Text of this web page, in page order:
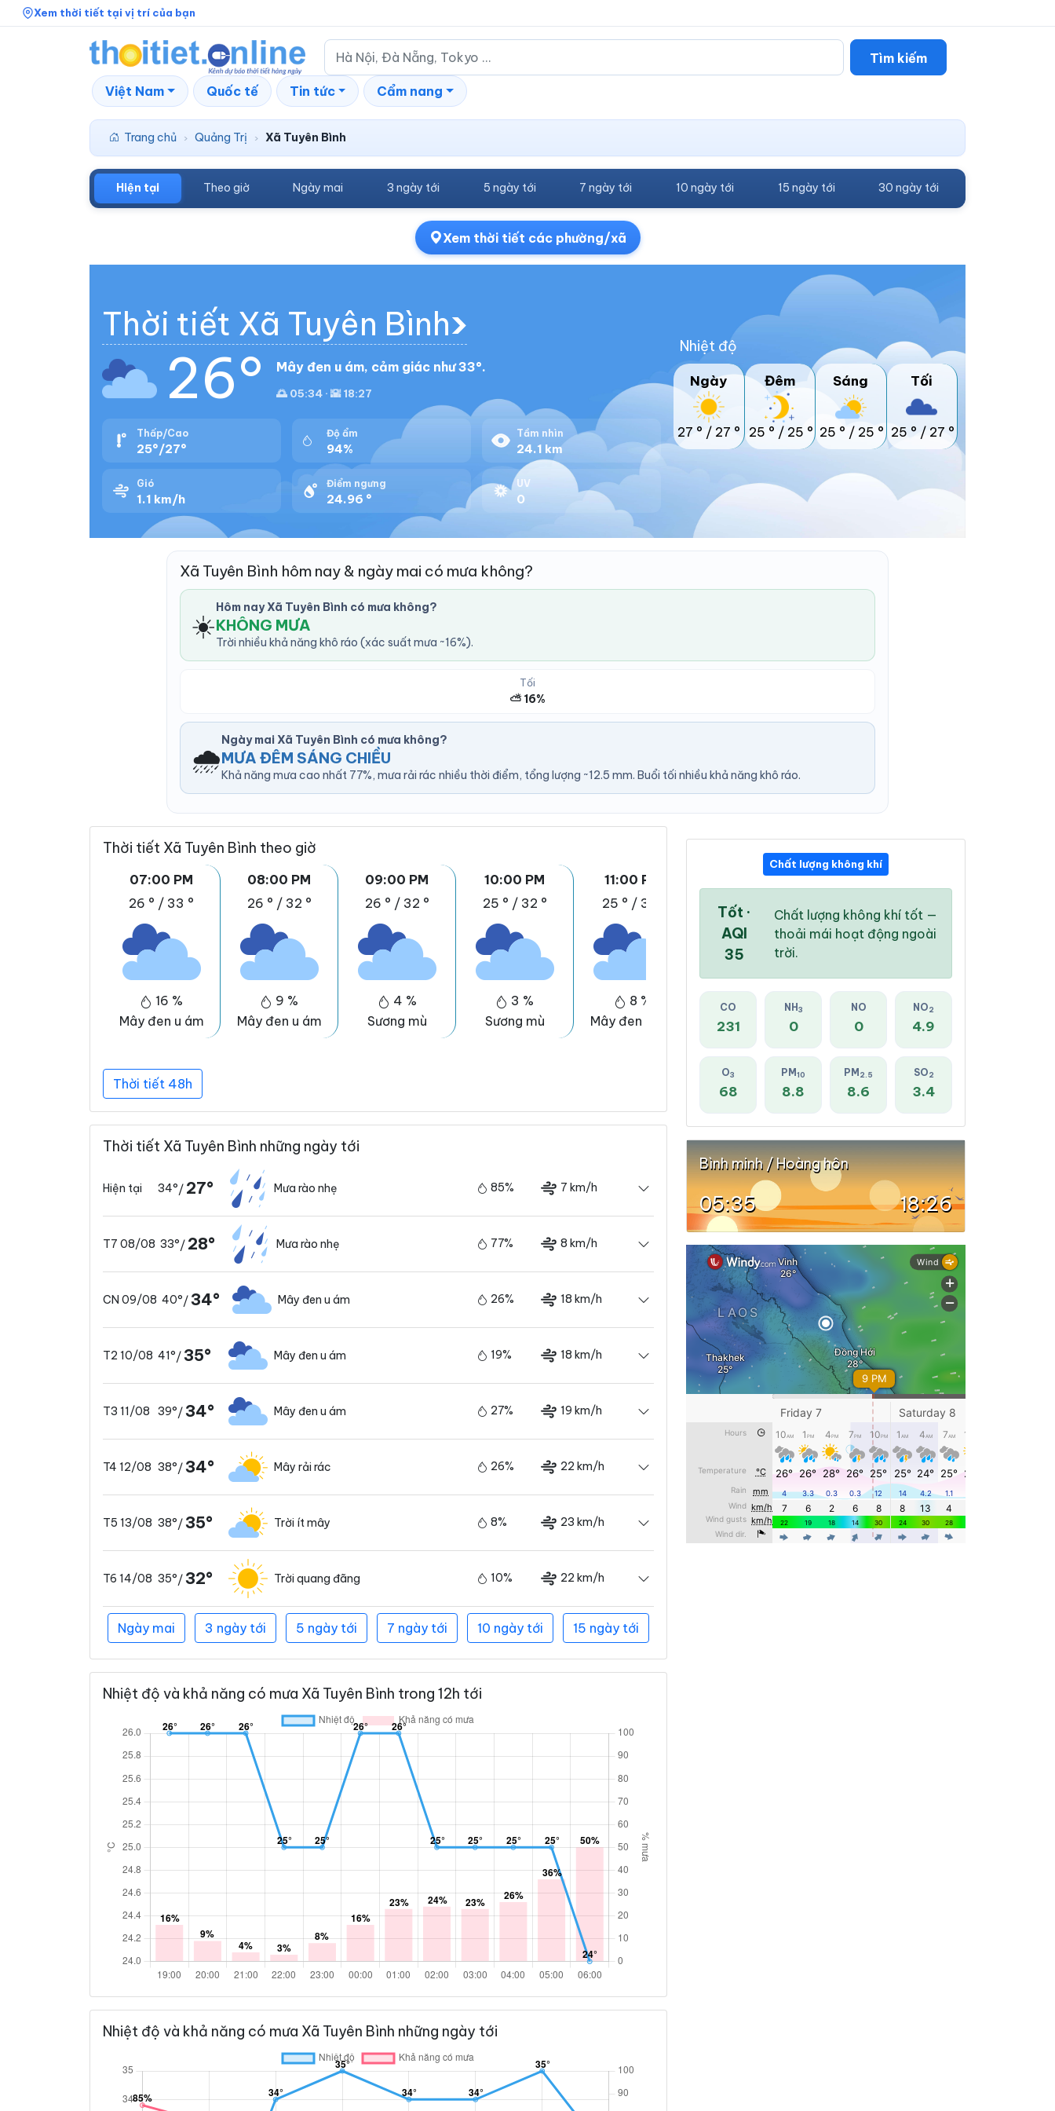
Xem thời tiết tại vị trí của bạn
Tìm kiếm
Việt Nam Quốc tế Tin tức Cẩm nang
Trang chủ › Quảng Trị › Xã Tuyên Bình
Hiện tại Theo giờ Ngày mai 3 ngày tới 5 ngày tới 7 ngày tới 10 ngày tới 15 ngày tới 30 ngày tới
Xem thời tiết các phường/xã
Thời tiết Xã Tuyên Bình
26° Mây đen u ám, cảm giác như 33°.
🌅 05:34 · 🌇 18:27
Thấp/Cao
25°/27°
Độ ẩm
94%
Tầm nhìn
24.1 km
Gió
1.1 km/h
Điểm ngưng
24.96 °
UV
0
Nhiệt độ
Ngày
27 ° / 27 °
Đêm
25 ° / 25 °
Sáng
25 ° / 25 °
Tối
25 ° / 27 °
Xã Tuyên Bình hôm nay & ngày mai có mưa không?
☀️
Hôm nay Xã Tuyên Bình có mưa không?
KHÔNG MƯA
Trời nhiều khả năng khô ráo (xác suất mưa ~16%).
Tối
⛅ 16%
🌧️
Ngày mai Xã Tuyên Bình có mưa không?
MƯA ĐÊM SÁNG CHIỀU
Khả năng mưa cao nhất 77%, mưa rải rác nhiều thời điểm, tổng lượng ~12.5 mm. Buổi tối nhiều khả năng khô ráo.
Thời tiết Xã Tuyên Bình theo giờ
07:00 PM
26 ° / 33 °
16 %
Mây đen u ám
08:00 PM
26 ° / 32 °
9 %
Mây đen u ám
09:00 PM
26 ° / 32 °
4 %
Sương mù
10:00 PM
25 ° / 32 °
3 %
Sương mù
11:00 PM
25 ° / 31 °
8 %
Mây đen u ám
12:00 AM
26 °
Mây đen u ám
01:00 AM
23 %
Mây đen u ám
Thời tiết 48h
Thời tiết Xã Tuyên Bình những ngày tới
Hiện tại 34°/ 27° Mưa rào nhẹ 85% 7 km/h
T7 08/08 33°/ 28° Mưa rào nhẹ 77% 8 km/h
CN 09/08 40°/34° Mây đen u ám 26% 18 km/h
T2 10/08 41°/35° Mây đen u ám 19% 18 km/h
T3 11/08 39°/34° Mây đen u ám 27% 19 km/h
T4 12/08 38°/34° Mây rải rác 26% 22 km/h
T5 13/08 38°/35° Trời ít mây 8% 23 km/h
T6 14/08 35°/32° Trời quang đãng 10% 22 km/h
Ngày mai 3 ngày tới 5 ngày tới 7 ngày tới 10 ngày tới 15 ngày tới
Nhiệt độ và khả năng có mưa Xã Tuyên Bình trong 12h tới
Nhiệt độ và khả năng có mưa Xã Tuyên Bình những ngày tới
Chất lượng không khí
Tốt ·
AQI
35
Chất lượng không khí tốt —
thoải mái hoạt động ngoài
trời.
CO
231
NH 3
0
NO
0
NO2
4.9
O3
68
PM 10
8.8
PM 2.5
8.6
SO2
3.4
Bình minh / Hoàng hôn
05:35 18:26